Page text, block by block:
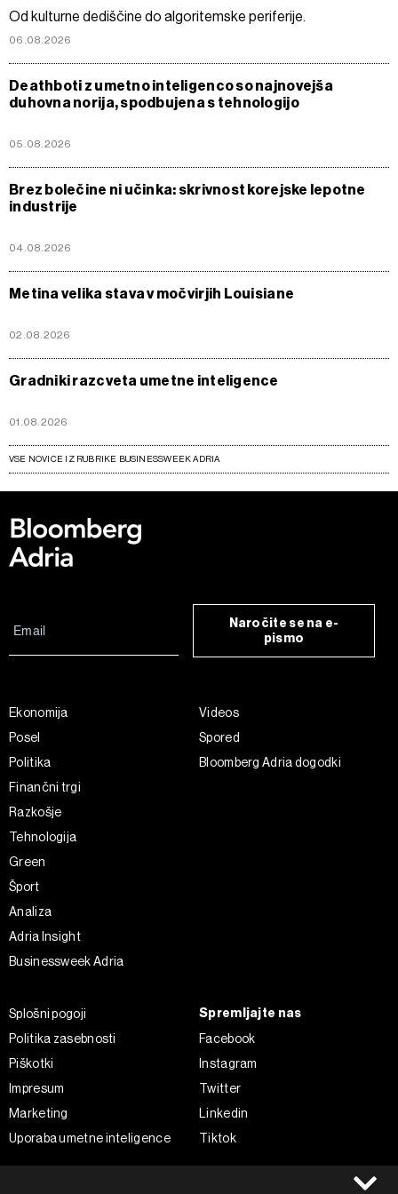
Od kulturne dediščine do algoritemske periferije.
06.08.2026
Deathboti z umetno inteligenco so najnovejša
duhovna norija, spodbujena s tehnologijo
05.08.2026
Brez bolečine ni učinka: skrivnost korejske lepotne
industrije
04.08.2026
Metina velika stava v močvirjih Louisiane
02.08.2026
Gradniki razcveta umetne inteligence
01.08.2026
VSE NOVICE IZ RUBRIKE BUSINESSWEEK ADRIA
Naročite se na e-
pismo
Ekonomija
Posel
Politika
Finančni trgi
Razkošje
Tehnologija
Green
Šport
Analiza
Adria Insight
Businessweek Adria
Videos
Spored
Bloomberg Adria dogodki
Splošni pogoji
Politika zasebnosti
Piškotki
Impresum
Marketing
Uporaba umetne inteligence
Spremljajte nas
Facebook
Instagram
Twitter
Linkedin
Tiktok